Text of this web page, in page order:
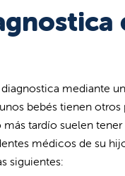
mediante
bebés tienen
tardío suelen
médicos de su
siguientes: